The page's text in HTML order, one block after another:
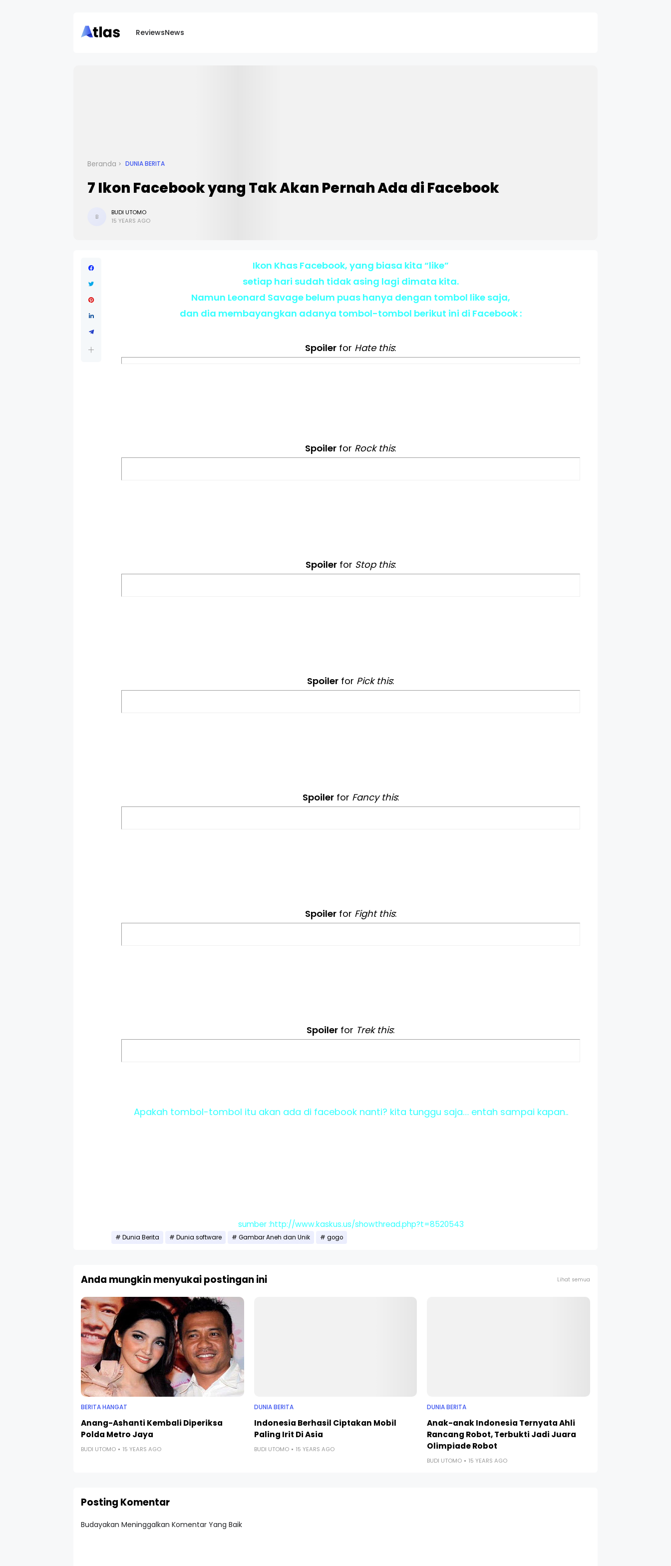
ReviewsNews
Beranda DUNIA BERITA
7 Ikon Facebook yang Tak Akan Pernah Ada di Facebook
B
BUDI UTOMO
15 YEARS AGO
Ikon Khas Facebook, yang biasa kita “like”
setiap hari sudah tidak asing lagi dimata kita.
Namun Leonard Savage belum puas hanya dengan tombol like saja,
dan dia membayangkan adanya tombol-tombol berikut ini di Facebook :
Spoiler for Hate this:
Spoiler for Rock this:
Spoilerfor Stop this:
Spoiler for Pick this:
Spoilerfor Fancy this:
Spoilerfor Fight this:
Spoiler for Trek this:
Apakah tombol-tombol itu akan ada di facebook nanti? kita tunggu saja… entah sampai kapan..
sumber :http://www.kaskus.us/showthread.php?t=8520543
Dunia Berita Dunia software Gambar Aneh dan Unik gogo
Anda mungkin menyukai postingan ini Lihat semua
BERITA HANGAT
Anang-Ashanti Kembali Diperiksa
Polda Metro Jaya
BUDI UTOMO 15 YEARS AGO
DUNIA BERITA
Indonesia Berhasil Ciptakan Mobil
Paling Irit Di Asia
BUDI UTOMO 15 YEARS AGO
DUNIA BERITA
Anak-anak Indonesia Ternyata Ahli
Rancang Robot, Terbukti Jadi Juara
Olimpiade Robot
BUDI UTOMO 15 YEARS AGO
Posting Komentar
Budayakan Meninggalkan Komentar Yang Baik